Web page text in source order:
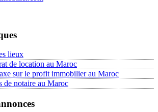
lieux
de location au Maroc
sur le profit immobilier au Maroc
de notaire au Maroc